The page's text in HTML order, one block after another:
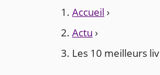
Accueil ›
Actu ›
Les 10 meilleurs